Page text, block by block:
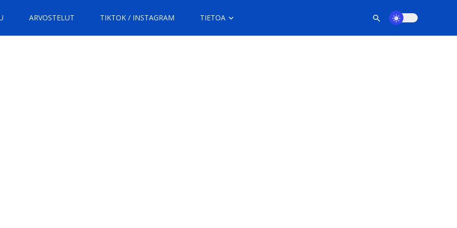
ARVOSTELUT TIKTOK / INSTAGRAM TIETOA